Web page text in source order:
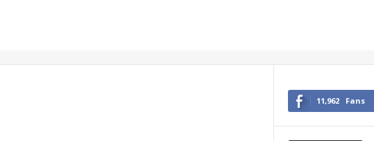
11,962 Fans